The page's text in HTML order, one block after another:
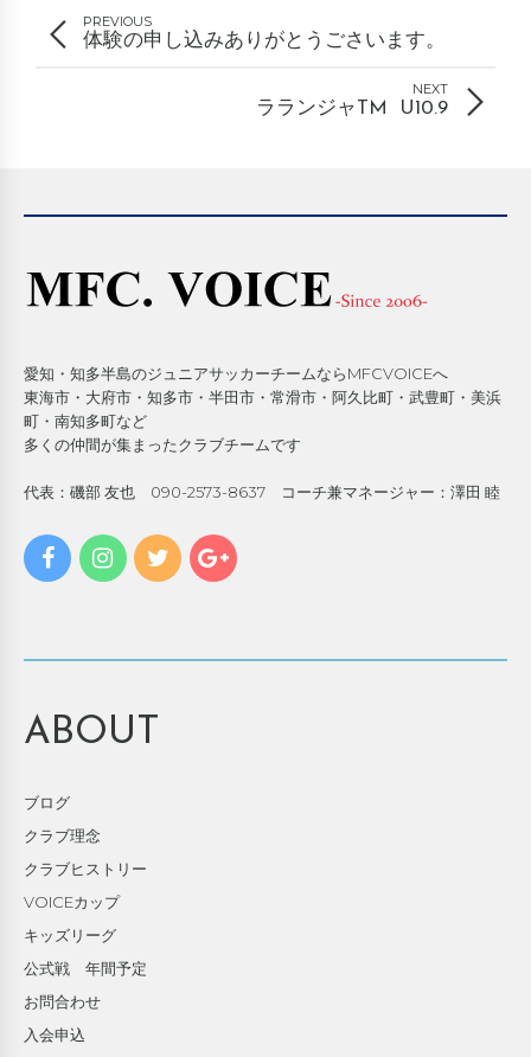
PREVIOUS
体験の申し込みありがとうごさいます。
NEXT
ラランジャTM U10.9
愛知・知多半島のジュニアサッカーチームならMFCVOICEへ
東海市・大府市・知多市・半田市・常滑市・阿久比町・武豊町・美浜
町・南知多町など
多くの仲間が集まったクラブチームです
代表：磯部 友也 090-2573-8637 コーチ兼マネージャー：澤田 睦
ABOUT
ブログ
クラブ理念
クラブヒストリー
VOICEカップ
キッズリーグ
公式戦 年間予定
お問合わせ
入会申込